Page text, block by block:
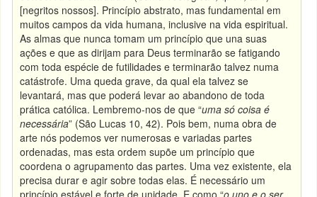
[negritos nossos]. Princípio abstrato, mas fundamental em
muitos campos da vida humana, inclusive na vida espiritual.
As almas que nunca tomam um princípio que una suas
ações e que as dirijam para Deus terminarão se fatigando
com toda espécie de futilidades e terminarão talvez numa
catástrofe. Uma queda grave, da qual ela talvez se
levantará, mas que poderá levar ao abandono de toda
prática católica. Lembremo-nos de que “uma só coisa é
necessária” (São Lucas 10, 42). Pois bem, numa obra de
arte nós podemos ver numerosas e variadas partes
ordenadas, mas esta ordem supõe um princípio que
coordena o agrupamento das partes. Uma vez existente, ela
precisa durar e agir sobre todas elas. É necessário um
princípio estável e forte de unidade. E como “o uno e o ser